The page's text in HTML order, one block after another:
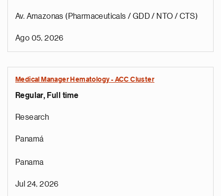
Av. Amazonas (Pharmaceuticals / GDD / NTO / CTS)
Ago 05, 2026
Medical Manager Hematology - ACC Cluster
Regular, Full time
Research
Panamá
Panama
Jul 24, 2026